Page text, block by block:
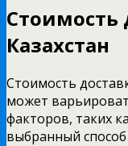
Стоимость
Казахстан
Стоимость
может
факторов, таких
выбранный